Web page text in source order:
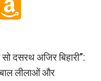
List
दसरथ अजिर बिहारी”:
बाल लीलाओं और